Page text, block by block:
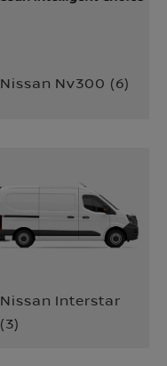
Nissan Nv300 (6)
Nissan Interstar
(3)